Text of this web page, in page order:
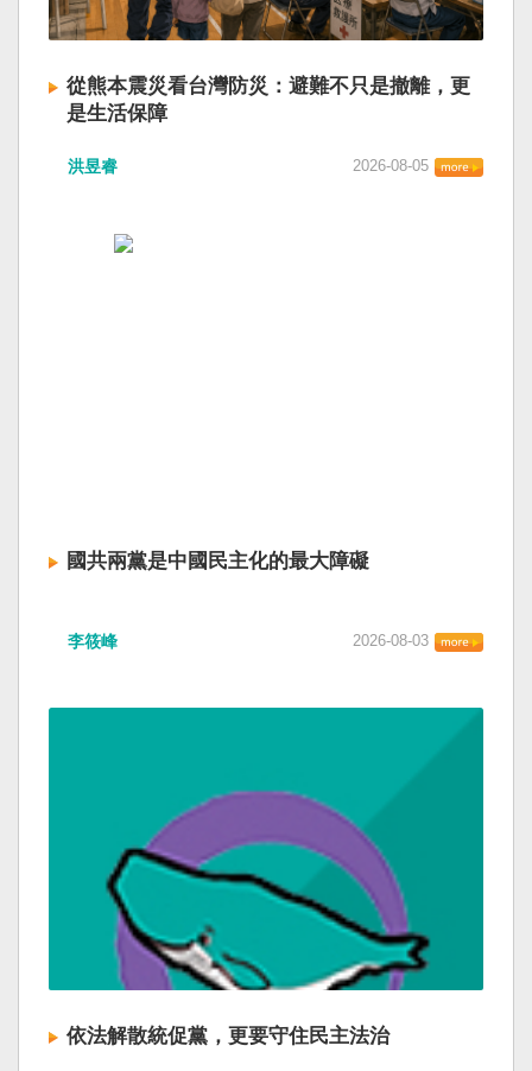
從熊本震災看台灣防災：避難不只是撤離，更
是生活保障
洪昱睿 2026-08-05
國共兩黨是中國民主化的最大障礙
李筱峰 2026-08-03
依法解散統促黨，更要守住民主法治